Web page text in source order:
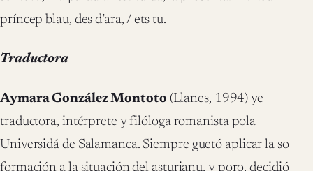
príncep blau, des d’ara, / ets tu.
Traductora
Aymara González Montoto (Llanes, 1994) ye
traductora, intérprete y filóloga romanista pola
Universidá de Salamanca. Siempre guetó aplicar la so
formación a la situación del asturianu, y poro, decidió